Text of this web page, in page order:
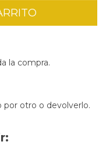
la compra.
por otro o devolverlo.